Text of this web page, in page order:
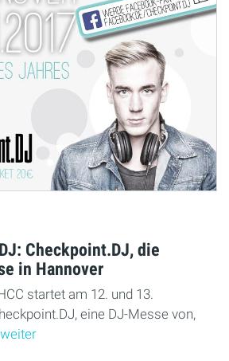
Checkpoint.DJ, die
in Hannover
startet am 12. und 13.
eine DJ-Messe von,
weiter